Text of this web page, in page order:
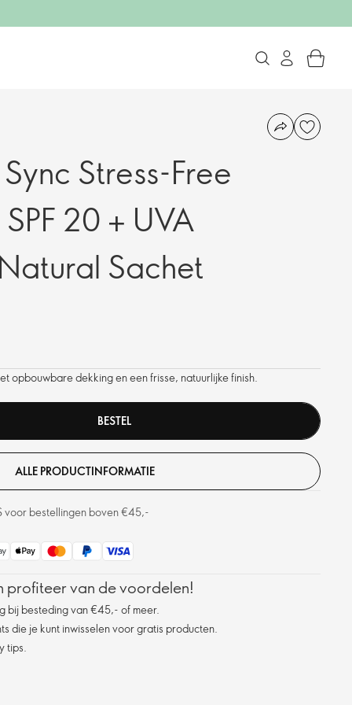
Stress-Free
20 + UVA
Sachet
opbouwbare dekking en een frisse, natuurlijke finish.
BESTEL
ALLE PRODUCTINFORMATIE
voor bestellingen boven €45,-
profiteer van de voordelen!
bij besteding van €45,- of meer.
die je kunt inwisselen voor gratis producten.
tips.